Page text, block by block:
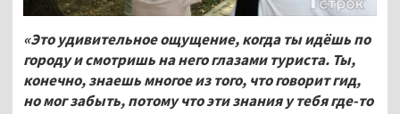
«Это удивительное ощущение, когда ты идёшь по
городу и смотришь на него глазами туриста. Ты,
конечно, знаешь многое из того, что говорит гид,
но мог забыть, потому что эти знания у тебя где-то